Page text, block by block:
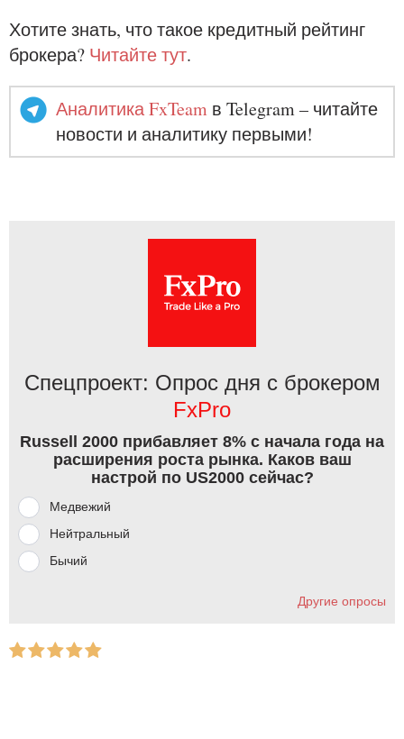
Хотите знать, что такое кредитный рейтинг
брокера? Читайте тут.
Аналитика FxTeam в Telegram – читайте
новости и аналитику первыми!
Спецпроект: Опрос дня с брокером
FxPro
Russell 2000 прибавляет 8% с начала года на
расширения роста рынка. Каков ваш
настрой по US2000 сейчас?
Медвежий
Нейтральный
Бычий
Другие опросы